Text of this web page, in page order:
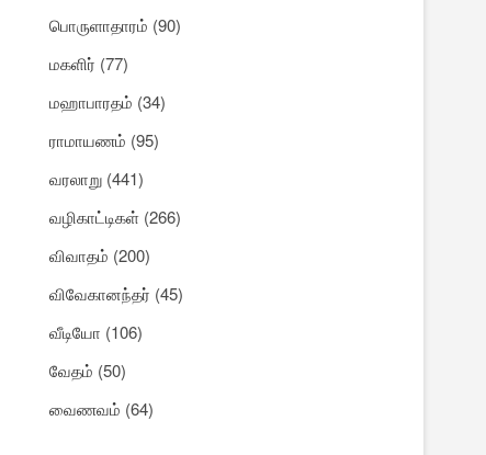
பொருளாதாரம் (90)
மகளிர் (77)
மஹாபாரதம் (34)
ராமாயணம் (95)
வரலாறு (441)
வழிகாட்டிகள் (266)
விவாதம் (200)
விவேகானந்தர் (45)
வீடியோ (106)
வேதம் (50)
வைணவம் (64)